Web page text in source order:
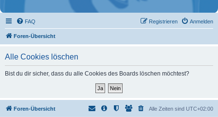
FAQ Anmelden
Registrieren
Foren-Übersicht
Alle Cookies löschen
Bist du dir sicher, dass du alle Cookies des Boards löschen möchtest?
Foren-Übersicht Alle Zeiten sind UTC+02:00